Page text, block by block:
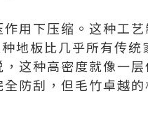
用下压缩。这种工
地板比几乎所有传统
这种高密度就像一
防刮，但毛竹卓越的